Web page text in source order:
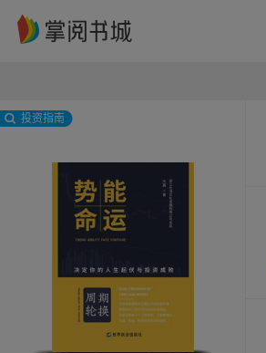
投资指南